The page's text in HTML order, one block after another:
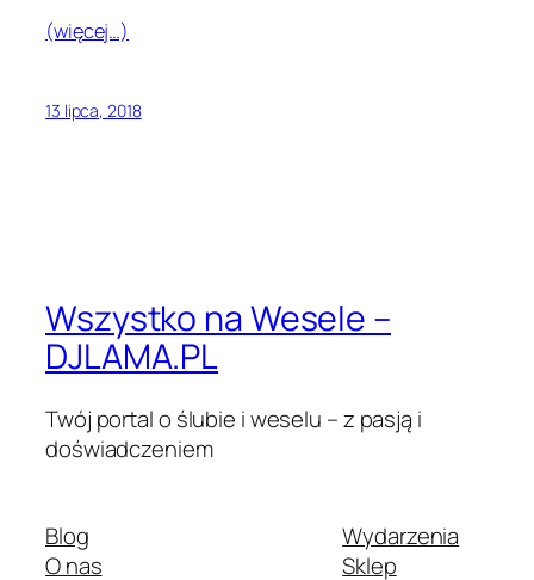
(więcej…)
13 lipca, 2018
Wszystko na Wesele –
DJLAMA.PL
Twój portal o ślubie i weselu – z pasją i
doświadczeniem
Blog
O nas
Wydarzenia
Sklep